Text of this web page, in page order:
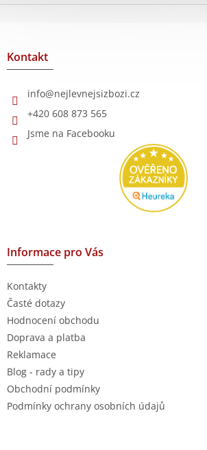
Z
Kontakt
info@nejlevnejsizbozi.cz
+420 608 873 565
Jsme na Facebooku
Informace pro Vás
Kontakty
Časté dotazy
Hodnocení obchodu
Doprava a platba
Reklamace
Blog - rady a tipy
Obchodní podmínky
Podmínky ochrany osobních údajů